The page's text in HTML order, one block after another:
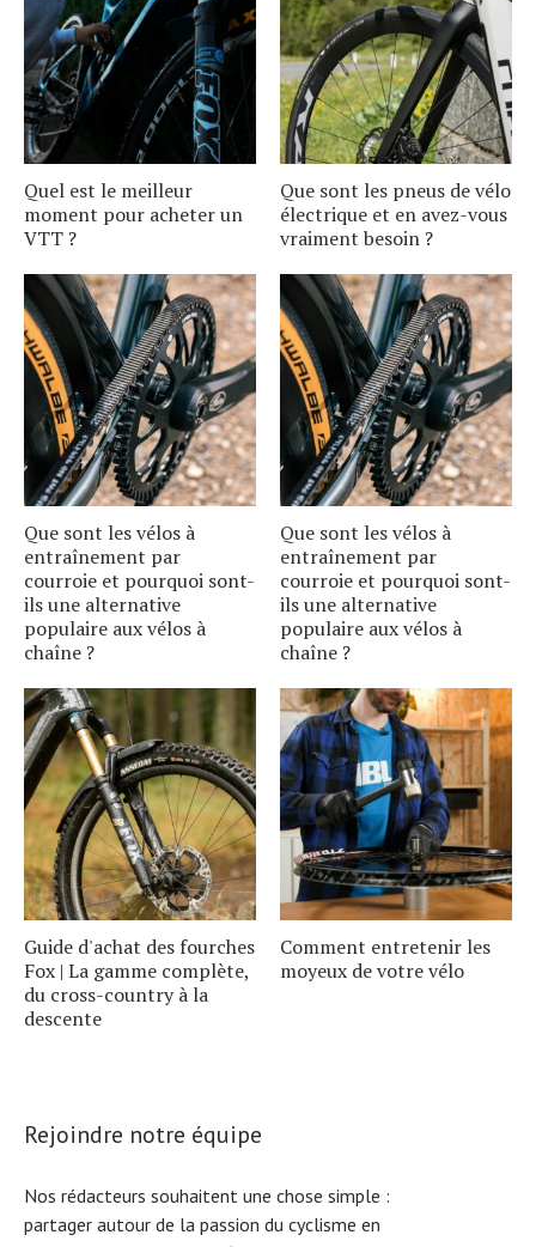
Quel est le meilleur
moment pour acheter un
VTT ?
Que sont les pneus de vélo
électrique et en avez-vous
vraiment besoin ?
Que sont les vélos à
entraînement par
courroie et pourquoi sont-
ils une alternative
populaire aux vélos à
chaîne ?
Que sont les vélos à
entraînement par
courroie et pourquoi sont-
ils une alternative
populaire aux vélos à
chaîne ?
Guide d'achat des fourches
Fox | La gamme complète,
du cross-country à la
descente
Comment entretenir les
moyeux de votre vélo
Rejoindre notre équipe
Nos rédacteurs souhaitent une chose simple :
partager autour de la passion du cyclisme en